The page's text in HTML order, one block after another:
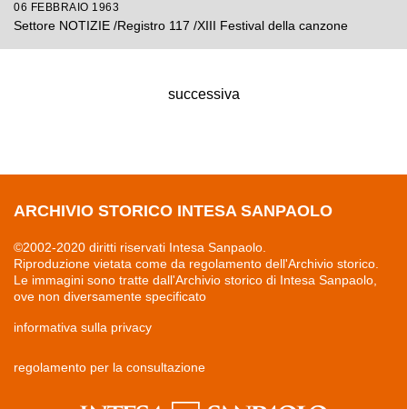
06 FEBBRAIO 1963
Settore NOTIZIE /Registro 117 /XIII Festival della canzone
successiva
ARCHIVIO STORICO INTESA SANPAOLO
©2002-2020 diritti riservati Intesa Sanpaolo.
Riproduzione vietata come da regolamento dell'Archivio storico.
Le immagini sono tratte dall'Archivio storico di Intesa Sanpaolo,
ove non diversamente specificato
informativa sulla privacy
regolamento per la consultazione